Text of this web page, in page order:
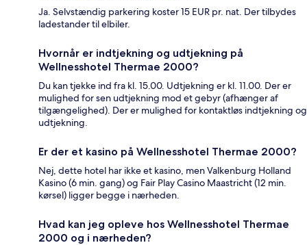
Ja. Selvstændig parkering koster 15 EUR pr. nat. Der tilbydes
ladestander til elbiler.
Hvornår er indtjekning og udtjekning på
Wellnesshotel Thermae 2000?
Du kan tjekke ind fra kl. 15.00. Udtjekning er kl. 11.00. Der er
mulighed for sen udtjekning mod et gebyr (afhænger af
tilgængelighed). Der er mulighed for kontaktløs indtjekning og
udtjekning.
Er der et kasino på Wellnesshotel Thermae 2000?
Nej, dette hotel har ikke et kasino, men Valkenburg Holland
Kasino (6 min. gang) og Fair Play Casino Maastricht (12 min.
kørsel) ligger begge i nærheden.
Hvad kan jeg opleve hos Wellnesshotel Thermae
2000 og i nærheden?